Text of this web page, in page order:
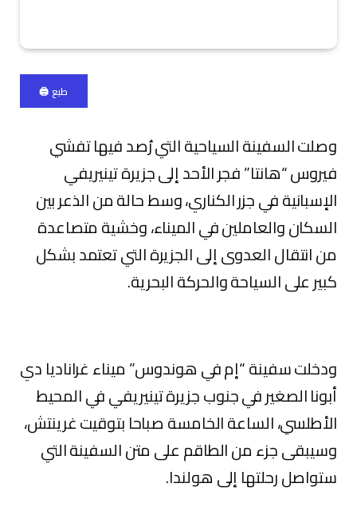
طبع 🖨
وصلت السفينة السياحية التي رُصد فيها تفشي
فيروس “هانتا” فجر الأحد إلى جزيرة تينيريفي
الإسبانية في جزر الكناري، وسط حالة من الذعر بين
السكان والعاملين في الميناء، وخشية متصاعدة
من انتقال العدوى إلى الجزيرة التي تعتمد بشكل
كبير على السياحة والحركة البحرية.
ودخلت سفينة “إم في هوندوس” ميناء غراناديا دي
أبونا الصغير في جنوب جزيرة تينيريفي في المحيط
الأطلسي‏، الساعة الخامسة صباحا بتوقيت غرينتش،
وسيبقى جزء من الطاقم على متن السفينة التي
ستواصل رحلتها إلى هولندا.